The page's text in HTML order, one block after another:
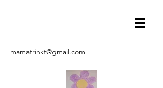
mamatrinkt@gmail.com